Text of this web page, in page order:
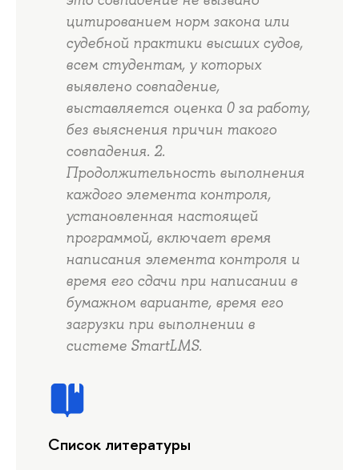
цитированием норм закона или
судебной практики высших судов,
всем студентам, у которых
выявлено совпадение,
выставляется оценка 0 за работу,
без выяснения причин такого
совпадения. 2.
Продолжительность выполнения
каждого элемента контроля,
установленная настоящей
программой, включает время
написания элемента контроля и
время его сдачи при написании в
бумажном варианте, время его
загрузки при выполнении в
системе SmartLMS.
Список литературы